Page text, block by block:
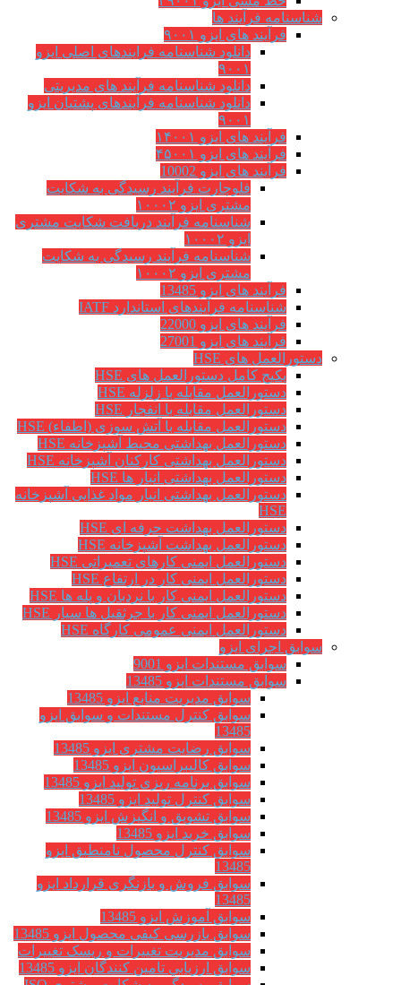
شناسنامه فرآیند ها
فرآیند های ایزو ۹۰۰۱
دانلود شناسنامه فرایندهای اصلی ایزو
دانلود شناسنامه فرآیند های مدیریتی
دانلود شناسنامه فرآیندهای پشتیان ایزو
فرآیند های ایزو ۱۴۰۰۱
فرآیند های ایزو ۴۵۰۰۱
فرآیند های ایزو 10002
فلوچارت فرآیند رسیدگی به شکایت
مشتری ایزو ۱۰۰۰۲
شناسنامه فرآیند دریافت شکایت مشتری
شناسنامه فرآیند رسیدگی به شکایت
مشتری ایزو ۱۰۰۰۲
فرآیند های ایزو 13485
شناسنامه فرآیندهای استاندارد IATF
فرآیند های ایزو 22000
فرآیند های ایزو 27001
دستورالعمل های HSE
پکیج کامل دستورالعمل های HSE
دستورالعمل مقابله با زلزله HSE
دستورالعمل مقابله با انفجار HSE
دستورالعمل مقابله با آتش سوزی (اطفاء) HSE
دستورالعمل بهداشتی محیط آشپزخانه HSE
دستورالعمل بهداشتی کارکنان آشپزخانه HSE
دستورالعمل بهداشتی انبار ها HSE
دستورالعمل بهداشتی انبار مواد غذایی آشپزخانه
دستورالعمل بهداشت حرفه ای HSE
دستورالعمل بهداشت آشپزخانه HSE
دستورالعمل ایمنی کارهای تعمیراتی HSE
دستورالعمل ایمنی کار در ارتفاع HSE
دستورالعمل ایمنی کار با نردبان و پله ها HSE
دستورالعمل ایمنی کار با جرثقیل ها سیار HSE
دستورالعمل ایمنی عمومی کارگاه HSE
سوابق اجرای ایزو
سوابق مستندات ایزو 9001
سوابق مستندات ایزو 13485
سوابق مدیریت منابع ایزو 13485
سوابق کنترل مستندات و سوابق ایزو
سوابق رضایت مشتری ایزو 13485
سوابق كاليبراسيون ایزو 13485
سوابق برنامه ریزی تولید ایزو 13485
سوابق کنترل تولید ایزو 13485
سوابق تشویق و انگیزش ایزو 13485
سوابق خرید ایزو 13485
سوابق کنترل محصول نامنطبق ایزو
سوابق فروش و بازنگری قرارداد ایزو
سوابق آموزش ایزو 13485
سوابق بازرسی کیفی محصول ایزو 13485
سوابق مدیریت تغییرات و ریسک تغییرات
سوابق ارزيابي تامين كنندگان ایزو 13485